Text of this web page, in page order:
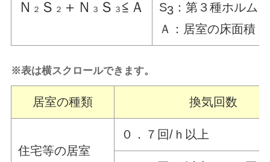
Ｎ ２ Ｓ ２ ＋Ｎ ３ Ｓ ３ ≦Ａ S3 ：第３種ホルム
Ａ：居室の床面積
※表は横スクロールできます。
居室の種類 換気回数
住宅等の居室
０．７回/ｈ以上